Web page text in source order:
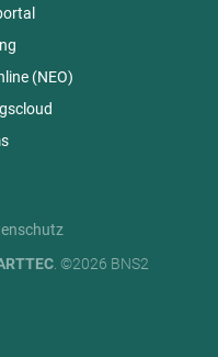
(NEO)
. ©2026 BNS2